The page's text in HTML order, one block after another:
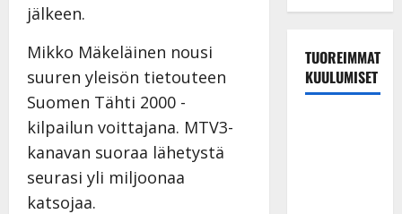
jälkeen.
Mikko Mäkeläinen nousi
suuren yleisön tietouteen
Suomen Tähti 2000 -
kilpailun voittajana. MTV3-
kanavan suoraa lähetystä
seurasi yli miljoonaa
katsojaa.
TUOREIMMAT
KUULUMISET